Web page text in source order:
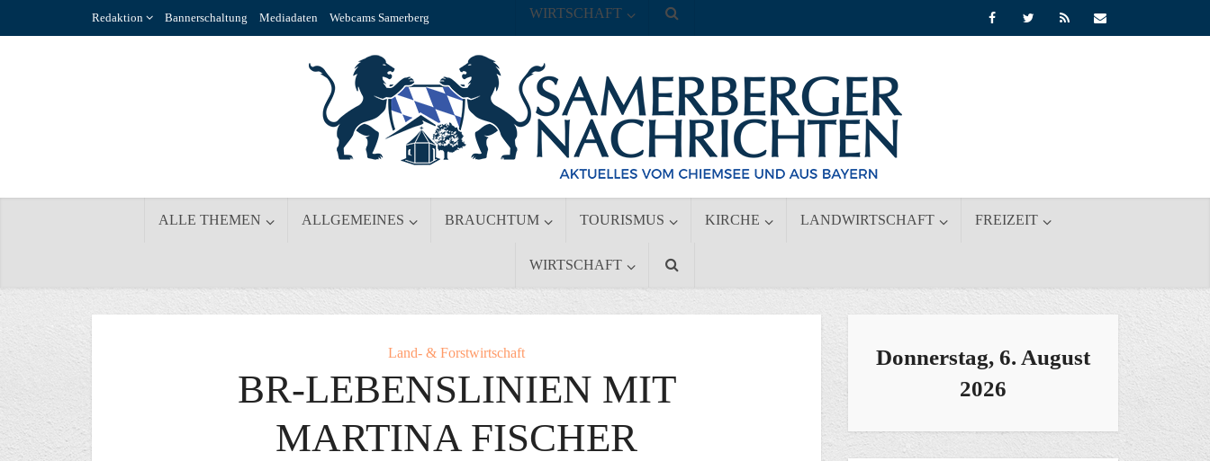
Redaktion Bannerschaltung Mediadaten Webcams Samerberg
ALLE THEMEN ALLGEMEINES BRAUCHTUM TOURISMUS KIRCHE LANDWIRTSCHAFT FREIZEIT
WIRTSCHAFT
WIRTSCHAFT
Land- & Forstwirtschaft
BR-LEBENSLINIEN MIT
MARTINA FISCHER
Donnerstag, 6. August
2026